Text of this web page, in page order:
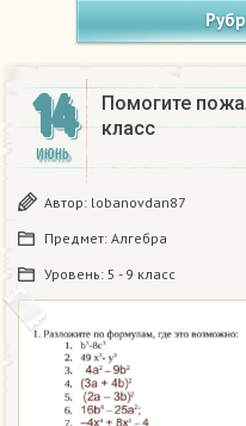
14
ИЮНЬ
Помогите
класс
Автор: lobanovdan87
Предмет: Алгебра
Уровень: 5 - 9 класс